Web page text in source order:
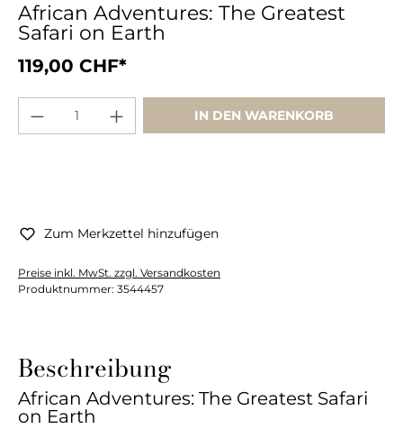
African Adventures: The Greatest
Safari on Earth
119,00 CHF*
IN DEN WARENKORB
Zum Merkzettel hinzufügen
Preise inkl. MwSt. zzgl. Versandkosten
Produktnummer: 3544457
Beschreibung
African Adventures: The Greatest Safari
on Earth